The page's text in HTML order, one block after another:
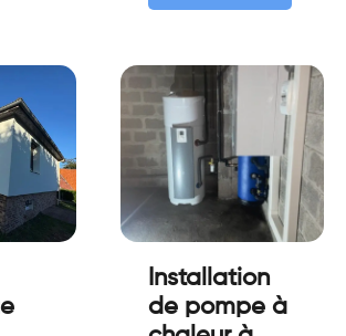
Installation
de pompe à